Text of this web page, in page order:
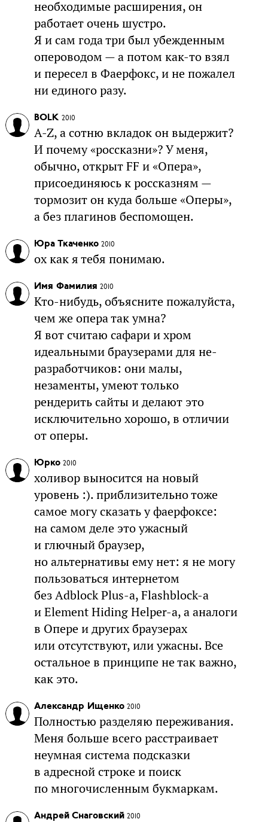
необходимые расширения, он
работает очень шустро.
Я и сам года три был убежденным
опероводом — а потом как-то взял
и пересел в Фаерфокс, и не пожалел
ни единого разу.
BOLK 2010
A-Z, а сотню вкладок он выдержит?
И почему «россказни»? У меня,
обычно, открыт FF и «Опера»,
присоединяюсь к россказням —
тормозит он куда больше «Оперы»,
а без плагинов беспомощен.
Юра Ткаченко 2010
ох как я тебя понимаю.
Имя Фамилия 2010
Кто-нибудь, объясните пожалуйста,
чем же опера так умна?
Я вот считаю сафари и хром
идеальными браузерами для не-
разработчиков: они малы,
незаменты, умеют только
рендерить сайты и делают это
исключительно хорошо, в отличии
от оперы.
Юрко 2010
холивор выносится на новый
уровень :). приблизительно тоже
самое могу сказать у фаерфоксе:
на самом деле это ужасный
и глючный браузер,
но альтернативы ему нет: я не могу
пользоваться интернетом
без Adblock Plus-а, Flashblock-а
и Element Hiding Helper-а, а аналоги
в Опере и других браузерах
или отсутствуют, или ужасны. Все
остальное в принципе не так важно,
как это.
Александр Ищенко 2010
Полностью разделяю переживания.
Меня больше всего расстраивает
неумная система подсказки
в адресной строке и поиск
по многочисленным букмаркам.
Андрей Снаговский 2010